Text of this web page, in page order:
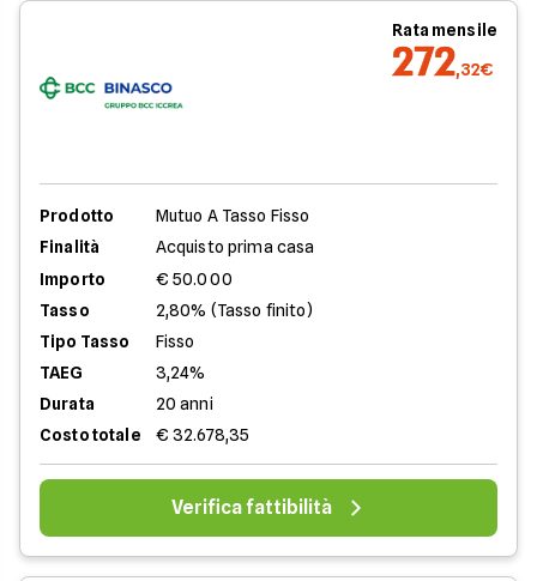
Rata mensile
272,32€
Prodotto
Mutuo A Tasso Fisso
Finalità
Acquisto prima casa
Importo
€ 50.000
Tasso
2,80% (Tasso finito)
Tipo Tasso
Fisso
TAEG
3,24%
Durata
20 anni
Costo totale
€ 32.678,35
Verifica fattibilità